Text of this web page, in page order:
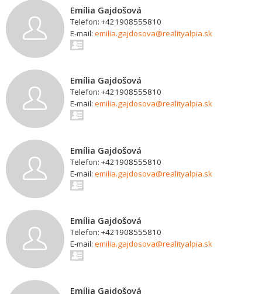
Emília Gajdošová
Telefon: +421908555810
E-mail: emilia.gajdosova@realityalpia.sk
Emília Gajdošová
Telefon: +421908555810
E-mail: emilia.gajdosova@realityalpia.sk
Emília Gajdošová
Telefon: +421908555810
E-mail: emilia.gajdosova@realityalpia.sk
Emília Gajdošová
Telefon: +421908555810
E-mail: emilia.gajdosova@realityalpia.sk
Emília Gajdošová